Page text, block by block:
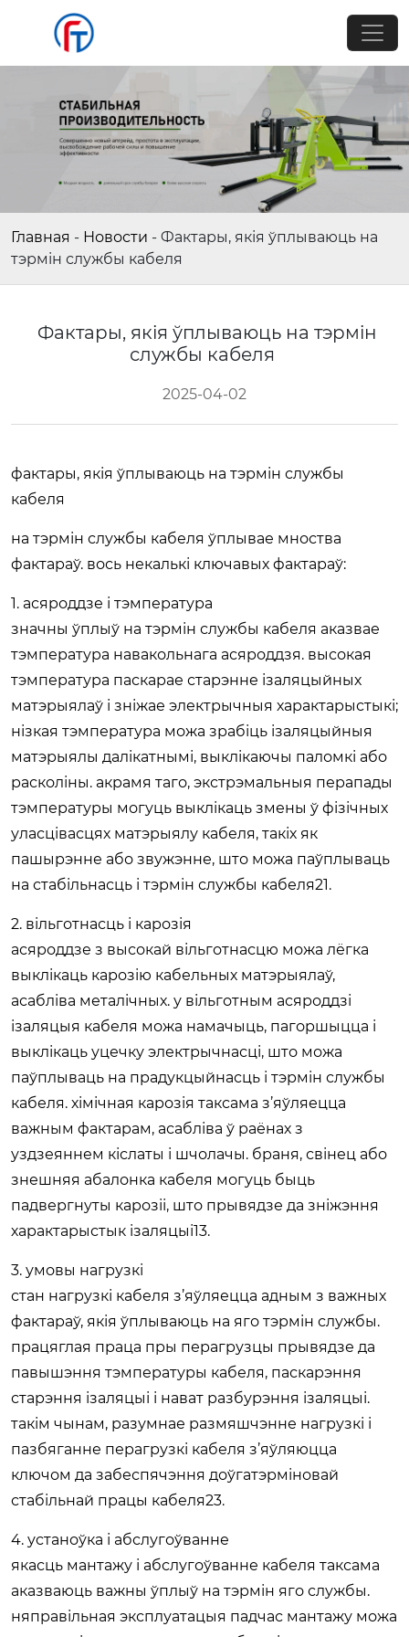
Главная - Новости - Фактары, якія ўплываюць на
тэрмін службы кабеля
Фактары, якія ўплываюць на тэрмін
службы кабеля
2025-04-02
фактары, якія ўплываюць на тэрмін службы
кабеля
на тэрмін службы кабеля ўплывае мноства
фактараў. вось некалькі ключавых фактараў:
1. асяроддзе і тэмпература
значны ўплыў на тэрмін службы кабеля аказвае
тэмпература навакольнага асяроддзя. высокая
тэмпература паскарае старэнне ізаляцыйных
матэрыялаў і зніжае электрычныя характарыстыкі;
нізкая тэмпература можа зрабіць ізаляцыйныя
матэрыялы далікатнымі, выклікаючы паломкі або
расколіны. акрамя таго, экстрэмальныя перапады
тэмпературы могуць выклікаць змены ў фізічных
уласцівасцях матэрыялу кабеля, такіх як
пашырэнне або звужэнне, што можа паўплываць
на стабільнасць і тэрмін службы кабеля21.
2. вільготнасць і карозія
асяроддзе з высокай вільготнасцю можа лёгка
выклікаць карозію кабельных матэрыялаў,
асабліва металічных. у вільготным асяроддзі
ізаляцыя кабеля можа намачыць, пагоршыцца і
выклікаць уцечку электрычнасці, што можа
паўплываць на прадукцыйнасць і тэрмін службы
кабеля. хімічная карозія таксама з’яўляецца
важным фактарам, асабліва ў раёнах з
уздзеяннем кіслаты і шчолачы. браня, свінец або
знешняя абалонка кабеля могуць быць
падвергнуты карозіі, што прывядзе да зніжэння
характарыстык ізаляцыі13.
3. умовы нагрузкі
стан нагрузкі кабеля з’яўляецца адным з важных
фактараў, якія ўплываюць на яго тэрмін службы.
працяглая праца пры перагрузцы прывядзе да
павышэння тэмпературы кабеля, паскарэння
старэння ізаляцыі і нават разбурэння ізаляцыі.
такім чынам, разумнае размяшчэнне нагрузкі і
пазбяганне перагрузкі кабеля з’яўляюцца
ключом да забеспячэння доўгатэрміновай
стабільнай працы кабеля23.
4. устаноўка і абслугоўванне
якасць мантажу і абслугоўванне кабеля таксама
аказваюць важны ўплыў на тэрмін яго службы.
няправільная эксплуатацыя падчас мантажу можа